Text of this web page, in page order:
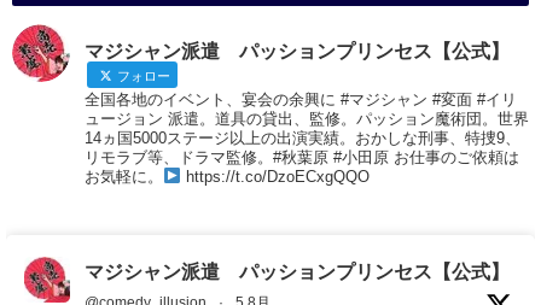
マジシャン派遣 パッションプリンセス【公式】
フォロー
全国各地のイベント、宴会の余興に #マジシャン #変面 #イリ
ュージョン 派遣。道具の貸出、監修。パッション魔術団。世界
14ヵ国5000ステージ以上の出演実績。おかしな刑事、特捜9、
リモラブ等、ドラマ監修。#秋葉原 #小田原 お仕事のご依頼は
お気軽に。
https://t.co/DzoECxgQQO
マジシャン派遣 パッションプリンセス【公式】